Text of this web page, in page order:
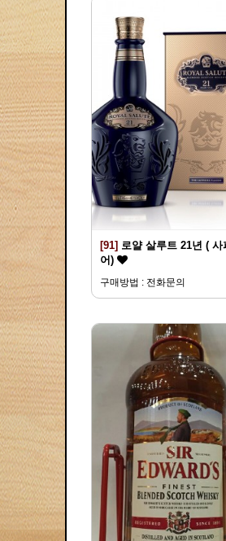
[91] 로얄 살루트 21년 ( 사
어)
구매방법 : 전화문의